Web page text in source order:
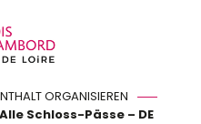
ORGANISIEREN
Alle Schloss-Pässe – DE